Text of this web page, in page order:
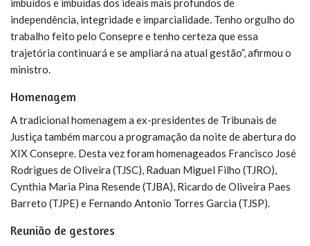
imbuídos e imbuídas dos ideais mais profundos de
independência, integridade e imparcialidade. Tenho orgulho do
trabalho feito pelo Consepre e tenho certeza que essa
trajetória continuará e se ampliará na atual gestão”, afirmou o
ministro.
Homenagem
A tradicional homenagem a ex-presidentes de Tribunais de
Justiça também marcou a programação da noite de abertura do
XIX Consepre. Desta vez foram homenageados Francisco José
Rodrigues de Oliveira (TJSC), Raduan Miguel Filho (TJRO),
Cynthia Maria Pina Resende (TJBA), Ricardo de Oliveira Paes
Barreto (TJPE) e Fernando Antonio Torres Garcia (TJSP).
Reunião de gestores